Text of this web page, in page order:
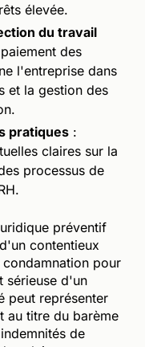
élevée.
du travail
des
l'entreprise dans
et la gestion des
pratiques :
claires sur la
processus de
préventif
contentieux
pour
sérieuse d'un
peut représenter
au titre du barème
de